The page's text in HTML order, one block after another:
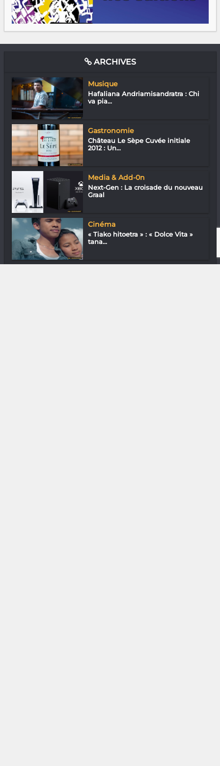
ARCHIVES
Musique
Hafaliana Andriamisandratra : Chi
va pia...
Gastronomie
Château Le Sèpe Cuvée initiale
2012 : Un...
Media & Add-0n
Next-Gen : La croisade du nouveau
Graal
Cinéma
« Tiako hitoetra » : « Dolce Vita »
tana...